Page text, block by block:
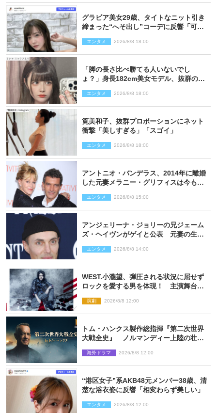
グラビア美女29歳、タイトなニット引き
締まった“へそ出し”コーデに反響「可愛
エンタメ 2026/8/8 18:00
「脚の長さ比べ勝てる人いないでし
ょ？」身長182cm美女モデル、抜群のプ
エンタメ 2026/8/8 18:00
筧美和子、抜群プロポーションにネット
衝撃「美しすぎる」「スゴイ」
エンタメ 2026/8/8 18:00
アントニオ・バンデラス、2014年に離婚
した元妻メラニー・グリフィスは今も
エンタメ 2026/8/8 15:00
アンジェリーナ・ジョリーの兄ジェーム
ズ・ヘイヴンがゲイと公表 元妻の生配
エンタメ 2026/8/8 14:00
WEST.小瀧望、弾圧される状況に屈せず
ロックを愛する男を体現！ 主演舞台
演劇 2026/8/8 12:00
トム・ハンクス製作総指揮『第二次世界
大戦全史』 ノルマンディー上陸の壮絶
海外ドラマ 2026/8/8 12:00
“港区女子”系AKB48元メンバー38歳、清
楚な浴衣姿に反響「相変わらず美しい」
エンタメ 2026/8/8 12:00